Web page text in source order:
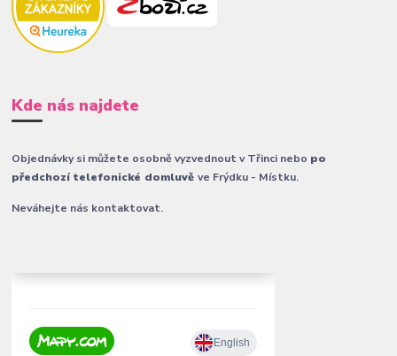
Kde nás najdete
Objednávky si můžete osobně vyzvednout v Třinci nebo po
předchozí telefonické domluvěve Frýdku - Místku.
Neváhejte nás kontaktovat.